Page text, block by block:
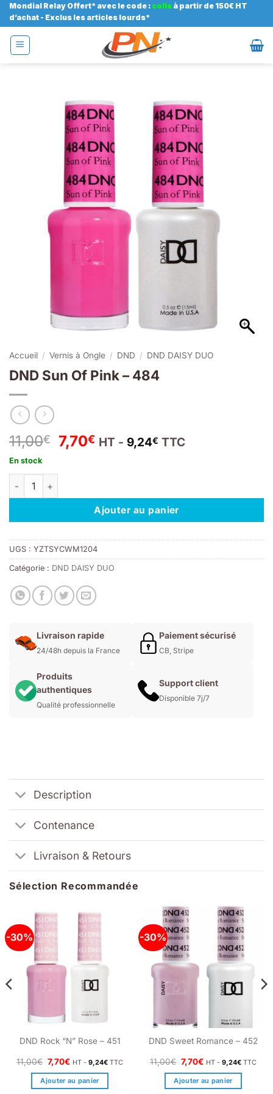
Passer
au
contenu
Mondial Relay Offert* avec le code : colis à partir de 150€ HT
d’achat - Exclus les articles lourds*
Accueil / Vernis à Ongle / DND / DND DAISY DUO
DND Sun Of Pink – 484
11,00€
Le
prix
11,00€.
7,70€Le
7,70€.
HT - 9,24€ TTC
En stock
quantité de DND Sun Of Pink – 484
Ajouter au panier
UGS : YZTSYCWM1204
Catégorie : DND DAISY DUO
Livraison rapide
24/48h depuis la France
Paiement sécurisé
CB, Stripe
Produits
authentiques
Qualité professionnelle
Support client
Disponible 7j/7
Description
Contenance
Livraison & Retours
Sélection Recommandée
-30%
DND Rock “N” Rose – 451
11,00€ Le
prix
initial
était :
7,70€Le
actuel
est :
HT -9,24€ TTC
Ajouter au panier
-30%
DND Sweet Romance – 452
11,00€ Le
prix
initial
était :
7,70€Le
actuel
est :
HT -9,24€ TTC
Ajouter au panier